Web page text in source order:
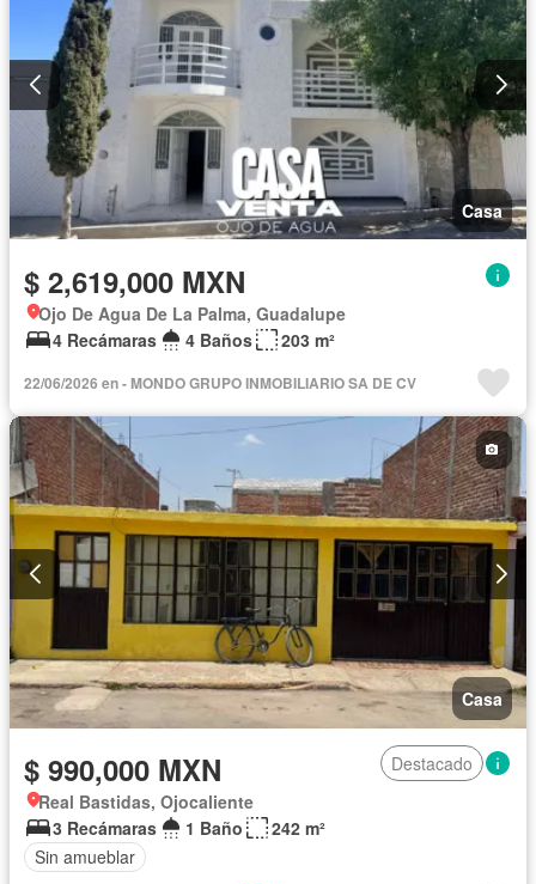
Casa
$ 2,619,000 MXN
Ojo De Agua De La Palma, Guadalupe
4 Recámaras
4 Baños 203 m²
22/06/2026 en - MONDO GRUPO INMOBILIARIO SA DE CV
Casa
$ 990,000 MXN
Destacado
Real Bastidas, Ojocaliente
3 Recámaras
1 Baño
242 m²
Sin amueblar